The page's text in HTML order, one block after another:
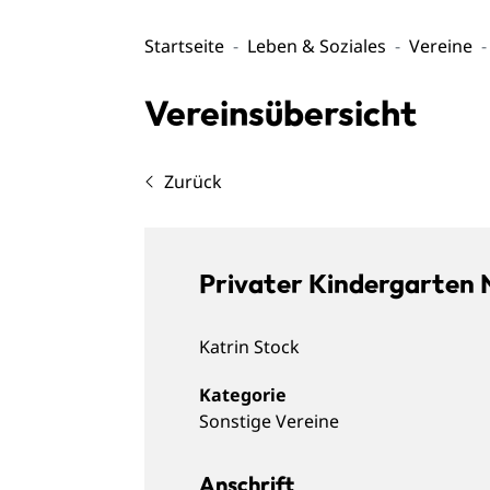
Startseite Leben & Soziales Vereine
Vereinsübersicht
Zurück
Privater Kindergarten
Katrin Stock
Sonstige Vereine
Anschrift